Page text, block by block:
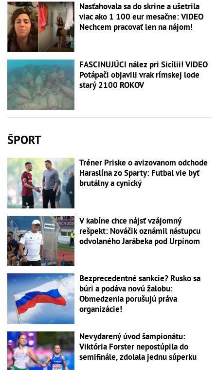
Nasťahovala sa do skrine a ušetrila
viac ako 1 100 eur mesačne: VIDEO
Nechcem pracovať len na nájom!
FASCINUJÚCI nález pri Sicílii! VIDEO
Potápači objavili vrak rímskej lode
starý 2100 ROKOV
ŠPORT
Tréner Priske o avizovanom odchode
Haraslína zo Sparty: Futbal vie byť
brutálny a cynický
V kabíne chce nájsť vzájomný
rešpekt: Nováčik oznámil nástupcu
odvolaného Jarábeka pod Urpínom
Bezprecedentné sankcie? Rusko sa
búri a podáva novú žalobu:
Obmedzenia porušujú práva
organizácie!
Nevydarený úvod šampionátu:
Viktória Forster nepostúpila do
semifinále, zdolala jednu súperku